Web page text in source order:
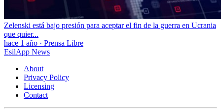
Zelenski está bajo presión para aceptar el fin de la guerra en Ucrania
que quier...
hace 1 año · Prensa Libre
EsilApp News
About
Privacy Policy
Licensing
Contact